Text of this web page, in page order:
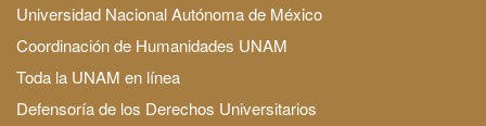
Universidad Nacional Autónoma de México
Coordinación de Humanidades UNAM
Toda la UNAM en línea
Defensoría de los Derechos Universitarios